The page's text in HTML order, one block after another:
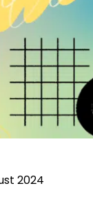
2024